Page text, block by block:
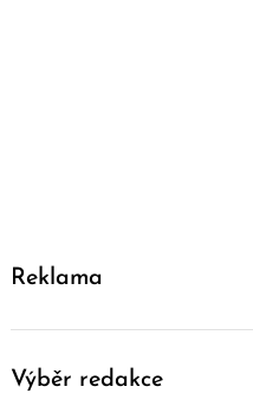
Reklama
Výběr redakce